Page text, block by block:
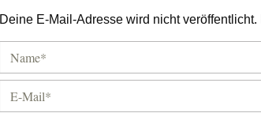
Deine E-Mail-Adresse wird nicht veröffentlicht.